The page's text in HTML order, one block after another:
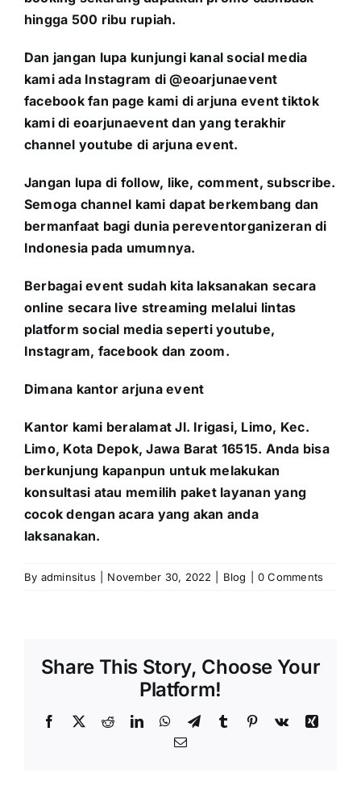
hingga 500 ribu rupiah.
Dan jangan lupa kunjungi kanal social media
kami ada Instagram di @eoarjunaevent
facebook fan page kami di arjuna event tiktok
kami di eoarjunaevent dan yang terakhir
channel youtube di arjuna event.
Jangan lupa di follow, like, comment, subscribe.
Semoga channel kami dapat berkembang dan
bermanfaat bagi dunia pereventorganizeran di
Indonesia pada umumnya.
Berbagai event sudah kita laksanakan secara
online secara live streaming melalui lintas
platform social media seperti youtube,
Instagram, facebook dan zoom.
Dimana kantor arjuna event
Kantor kami beralamat Jl. Irigasi, Limo, Kec.
Limo, Kota Depok, Jawa Barat 16515. Anda bisa
berkunjung kapanpun untuk melakukan
konsultasi atau memilih paket layanan yang
cocok dengan acara yang akan anda
laksanakan.
By adminsitus November 30, 2022 Blog 0 Comments
Share This Story, Choose Your
Platform!
Facebook
X RedditLinkedInWhatsApp
TelegramTumblr Pinterest
Vk
Xing
Email